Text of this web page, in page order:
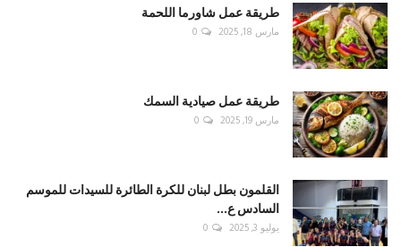
طريقة عمل شاورما اللحمة
مارس 18, 2025 0
طريقة عمل صيادية السمك
مارس 19, 2025 0
القلمون بطل لبنان للكرة الطائرة للسيدات للموسم
السادس ع...
يوليو 3, 2025 0